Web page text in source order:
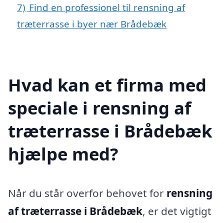
7) Find en professionel til rensning af
træterrasse i byer nær Brådebæk
Hvad kan et firma med
speciale i rensning af
træterrasse i Brådebæk
hjælpe med?
Når du står overfor behovet for rensning
af træterrasse i Brådebæk, er det vigtigt